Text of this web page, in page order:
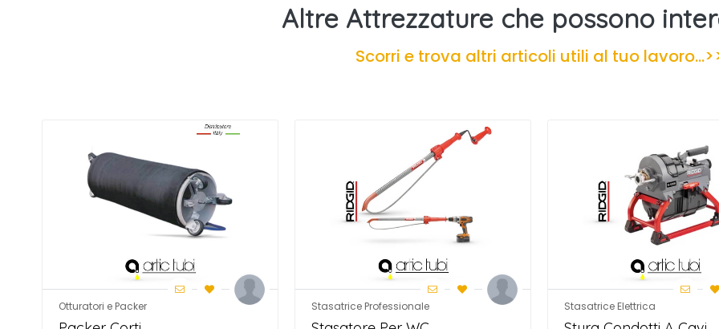
Altre Attrezzature che possono
Scorri e trova altri articoli utili al tuo
Otturatori e Packer Stasatrice Professionale Stasatrice Elettrica